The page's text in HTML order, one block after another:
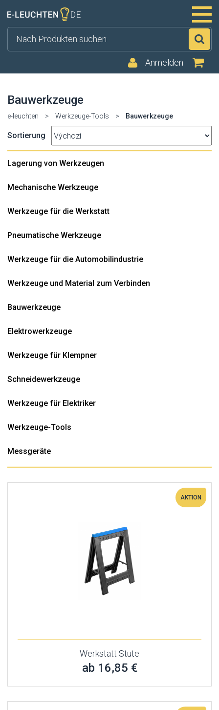
Anmelden
Bauwerkzeuge
e-leuchten > Werkzeuge-Tools > Bauwerkzeuge
Sortierung
Lagerung von Werkzeugen
Mechanische Werkzeuge
Werkzeuge für die Werkstatt
Pneumatische Werkzeuge
Werkzeuge für die Automobilindustrie
Werkzeuge und Material zum Verbinden
Bauwerkzeuge
Elektrowerkzeuge
Werkzeuge für Klempner
Schneidewerkzeuge
Werkzeuge für Elektriker
Werkzeuge-Tools
Messgeräte
AKTION
Werkstatt Stute
ab 16,85 €